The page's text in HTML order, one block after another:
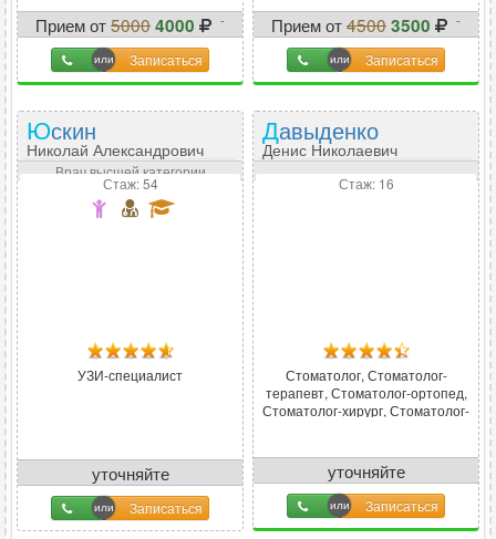
Прием от50004000 -
20%
Записаться
Прием от45003500 -
22%
Записаться
Юскин
Николай Александрович
Врач высшей категории
Стаж: 54
УЗИ-специалист
уточняйте
Записаться
Давыденко
Денис Николаевич
Стаж: 16
Стоматолог, Стоматолог-
терапевт, Стоматолог-ортопед,
Стоматолог-хирург, Стоматолог-
уточняйте
Записаться